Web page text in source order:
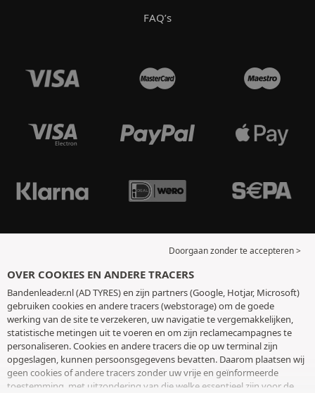
FAQ’s
Doorgaan zonder te accepteren >
OVER COOKIES EN ANDERE TRACERS
Bandenleader.nl (AD TYRES) en zijn partners (Google, Hotjar, Microsoft)
gebruiken cookies en andere tracers (webstorage) om de goede
werking van de site te verzekeren, uw navigatie te vergemakkelijken,
statistische metingen uit te voeren en om zijn reclamecampagnes te
personaliseren. Cookies en andere tracers die op uw terminal zijn
opgeslagen, kunnen persoonsgegevens bevatten. Daarom plaatsen wij
geen cookies of andere tracers zonder uw vrije en geïnformeerde
toestemming, met uitzondering van die welke essentieel zijn voor de